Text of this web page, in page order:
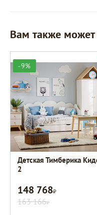
Вам также может
-9%
Детская Тимберика
2
148 768Р
163 166Р